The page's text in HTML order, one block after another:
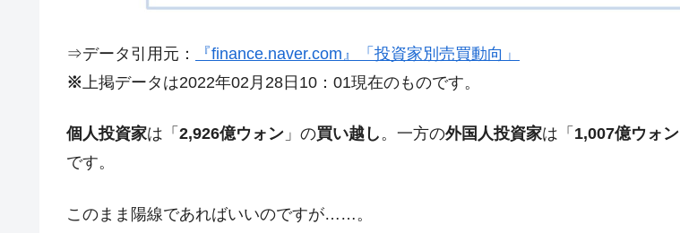
Fact1 平成仮面ライダーの意外すぎるモチーフとは？
Fact1 発表から2日で大崩壊、鳴かず飛ばずに終わりそうなスーパーリーグとは？
⇒データ引用元：
『finance.naver.com』「投資家別売買動向」
※上掲データは2022年02月28日10：01現在のものです。
個人投資家は「 2,926億ウォン 」の買い越し。一方の外国人投資家は「 1,007億ウォン
です。
このまま陽線であればいいのですが……。